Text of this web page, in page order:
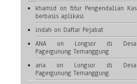
khamid on fitur Pengendalian Kas
berbasis aplikasi
indah on Daftar Pejabat
ANAon Longsor di Desa
Pagergunung Temanggung
ana on Longsor di Desa
Pagergunung Temanggung